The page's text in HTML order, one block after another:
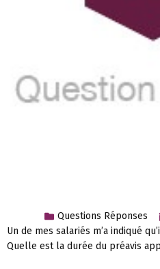
Questions Réponses
Un de mes salariés m’a indiqué
Quelle est la durée du préavis